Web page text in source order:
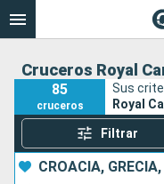
Cruceros Royal
85
cruceros
Sus
Royal
Filtrar
CROACIA,